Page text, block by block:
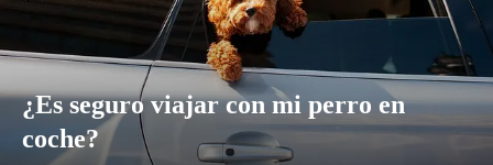
¿Es seguro viajar con mi perro en
coche?